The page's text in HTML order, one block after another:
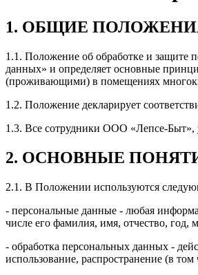
1. ОБЩИЕ
1.1. Положение об обработке и защите
данных» и определяет основные
(проживающими) в помещениях
1.2. Положение декларирует
1.3. Все сотрудники ООО «Лепсе-Быт»,
2. ОСНОВНЫЕ
2.1. В Положении используются
- персональные данные - любая
числе его фамилия, имя, отчество, год,
- обработка персональных данных -
использование, распространение (в